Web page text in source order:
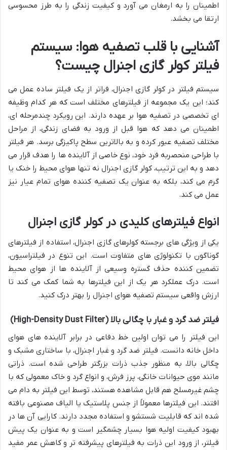
اطمینان را به ارمغان می آورد و کیفیت زندگی را به طرز محسوسی
ارتقا می بخشد.
آشنایی با قلب تصفیه هوا: سیستم
فیلتر کولر گازی اجنرال چیست؟
سیستم فیلتر در کولر گازی اجنرال، فراتر از یک فیلتر ساده عمل می
کند؛ این یک مجموعه از فیلترهای مختلف است که هر کدام وظیفه
ای تخصصی در تصفیه هوا بر عهده دارند. این رویکرد چندمرحله ای،
اطمینان می دهد که هوا قبل از ورود به فضای زندگی، از مراحل
مختلف تصفیه عبور کرده و به بالاترین سطح پاکیزگی برسد. هر فیلتر
با طراحی منحصربه فرد خود، نوع خاصی از آلاینده ها را هدف قرار می
دهد و به این ترتیب، کولر گازی اجنرال نه تنها هوای محیط را خنک یا
گرم می کند، بلکه به عنوان یک تصفیه کننده هوای تمام عیار نیز
عمل می کند.
انواع فیلترهای کلیدی در کولر گازی اجنرال
یکی از ویژگی های برجسته کولرهای گازی اجنرال، استفاده از فیلترهای
گوناگون با تکنولوژی های متفاوت است. این تنوع در فیلتراسیون،
تضمین کننده حذف گستره وسیعی از آلاینده ها از هوای محیط
است. درک عملکرد هر یک از این فیلترها به شما کمک می کند تا
ارزش واقعی سیستم تصفیه هوای اجنرال را بهتر درک کنید.
فیلتر ضد گرد و غبار با چگالی بالا (High-Density Dust Filter)
این فیلتر را می توان اولین خط دفاعی در برابر آلاینده های هوای
داخل خانه دانست. فیلتر ضد گرد و غبار اجنرال، با ساختاری مشبک و
چگالی بالا، به منظور جذب ذرات بزرگتر طراحی شده است. ذراتی
مانند موی حیوانات خانگی، پرز فرش، و انواع گرد و خاک معمولی که با
چشم غیرمسلح هم قابل مشاهده هستند، توسط این فیلتر به دام می
افتند. این فیلترها معمولاً از جنس پلاستیک یا الیاف مصنوعی بافته
شده اند که قابلیت شستشو و استفاده مجدد دارند. کارایی آن ها در
بهبود کیفیت اولیه هوا بسیار چشمگیر است و به عنوان یک پیش
فیلتر، از ورود این ذرات به فیلترهای پیشرفته تر و کاهش عمر مفید